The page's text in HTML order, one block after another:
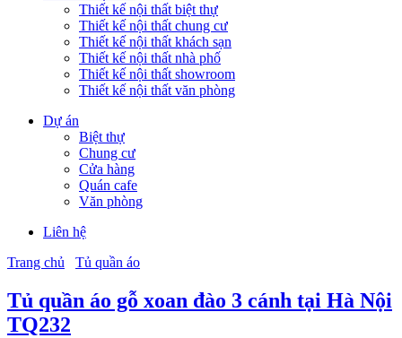
Thiết kế nội thất biệt thự
Thiết kế nội thất chung cư
Thiết kế nội thất khách sạn
Thiết kế nội thất nhà phố
Thiết kế nội thất showroom
Thiết kế nội thất văn phòng
Dự án
Biệt thự
Chung cư
Cửa hàng
Quán cafe
Văn phòng
Liên hệ
Trang chủ
Tủ quần áo
Tủ quần áo gỗ xoan đào 3 cánh tại Hà Nội
TQ232